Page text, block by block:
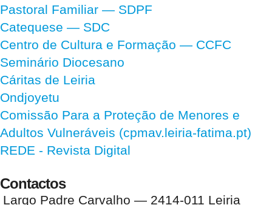
Pastoral Familiar — SDPF
Catequese — SDC
Centro de Cultura e Formação — CCFC
Seminário Diocesano
Cáritas de Leiria
Ondjoyetu
Comissão Para a Proteção de Menores e
Adultos Vulneráveis (cpmav.leiria-fatima.pt)
REDE - Revista Digital
Contactos
Largo Padre Carvalho — 2414-011 Leiria